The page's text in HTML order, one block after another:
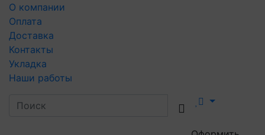
О компании
Оплата
Доставка
Контакты
Укладка
Наши работы